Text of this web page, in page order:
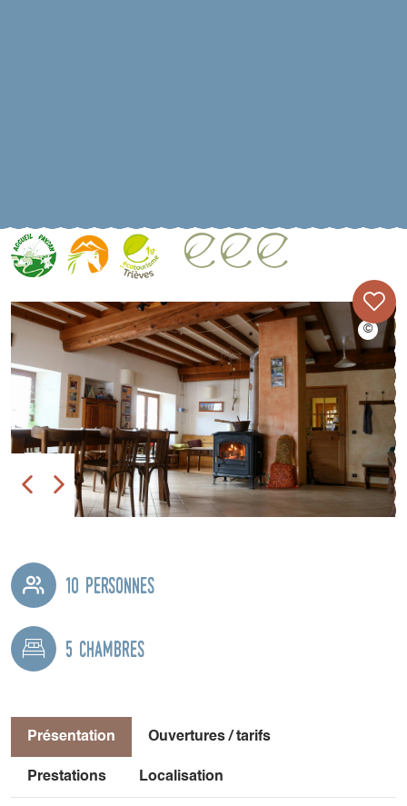
10 personnes
5 chambres
Présentation Ouvertures / tarifs
Prestations Localisation